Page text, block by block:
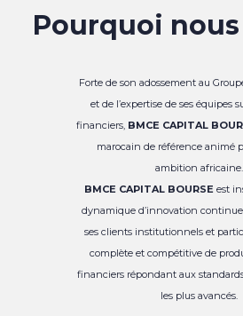
Pourquoi
Forte de son adossement au
et de l’expertise de ses équipes
financiers, BMCE CAPITAL
marocain de référence animé
ambition africaine.
BMCE CAPITAL BOURSEest
dynamique d’innovation
ses clients institutionnels et
complète et compétitive de
financiers répondant aux
les plus avancés.